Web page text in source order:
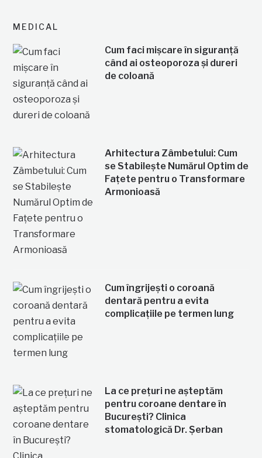
MEDICAL
Cum faci mișcare în siguranță
când ai osteoporoza și dureri
de coloană
Arhitectura Zâmbetului: Cum
se Stabilește Numărul Optim de
Fațete pentru o Transformare
Armonioasă
Cum îngrijești o coroană
dentară pentru a evita
complicațiile pe termen lung
La ce prețuri ne așteptăm
pentru coroane dentare în
București? Clinica
stomatologică Dr. Șerban